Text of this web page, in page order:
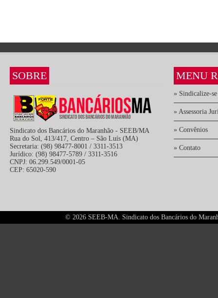
SOBRE
Sindicato dos Bancários do Maranhão - SEEB/MA
Rua do Sol, 413/417, Centro – São Luís (MA)
Secretaria: (98) 98477-8001 / 3311-3513
Jurídico: (98) 98477-5789 / 3311-3516
CNPJ: 06.299.549/0001-05
CEP: 65020-590
MENU
» Sindicalize-se
» Assessoria
» Convênios
» Contato
© 2026 SEEB-MA. Sindicato dos Bancários do